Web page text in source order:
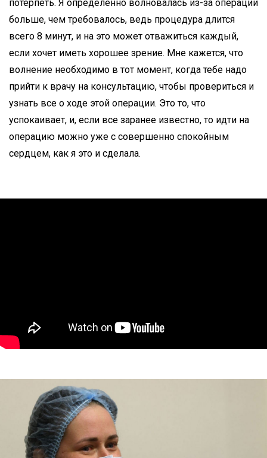
потерпеть. Я определенно волновалась из-за операции
больше, чем требовалось, ведь процедура длится
всего 8 минут, и на это может отважиться каждый,
если хочет иметь хорошее зрение. Мне кажется, что
волнение необходимо в тот момент, когда тебе надо
прийти к врачу на консультацию, чтобы провериться и
узнать все о ходе этой операции. Это то, что
успокаивает, и, если все заранее известно, то идти на
операцию можно уже с совершенно спокойным
сердцем, как я это и сделала.